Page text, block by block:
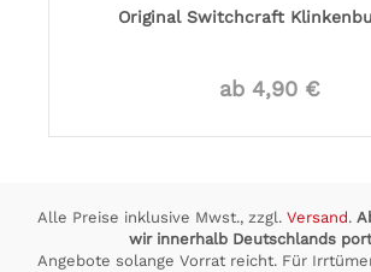
Original Switchcraft
ab 4,90 €
Alle Preise inklusive Mwst., zzgl. Versand.
wir innerhalb Deutschlands
Angebote solange Vorrat reicht. Für